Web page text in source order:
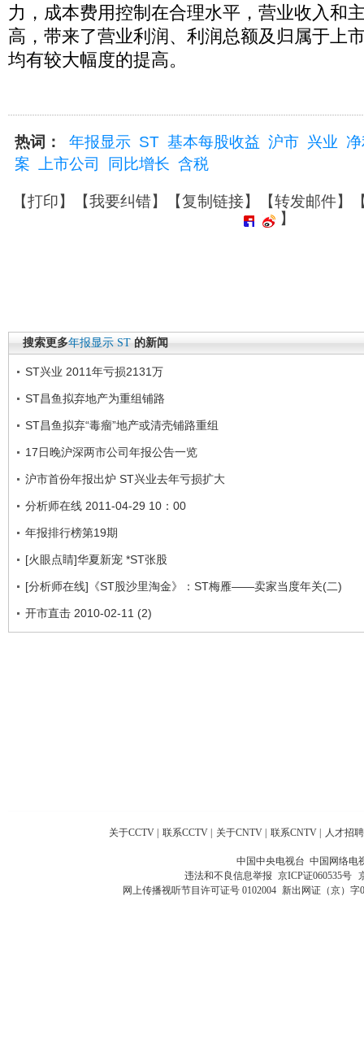
力，成本费用控制在合理水平，营业收入和
高，带来了营业利润、利润总额及归属于上
均有较大幅度的提高。
热词： 年报显示 ST 基本每股收益 沪市 兴业
案
上市公司 同比增长 含税
【打印】【我要纠错】【复制链接】【转发邮件】
】
搜索更多年报显示 ST 的新闻
ST兴业 2011年亏损2131万
ST昌鱼拟弃地产为重组铺路
ST昌鱼拟弃“毒瘤”地产或清壳铺路重组
17日晚沪深两市公司年报公告一览
沪市首份年报出炉 ST兴业去年亏损扩大
分析师在线 2011-04-29 10：00
年报排行榜第19期
[火眼点睛]华夏新宠 *ST张股
[分析师在线]《ST股沙里淘金》：ST梅雁——卖家当度年关(二)
开市直击 2010-02-11 (2)
关于CCTV 联系CCTV 关于CNTV 联系CNTV 人才招聘
中国中央电视台 中国网络电
违法和不良信息举报 京ICP证060535号
网上传播视听节目许可证号 0102004 新出网证（京）